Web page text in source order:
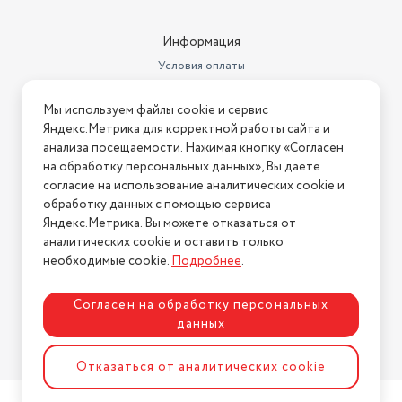
SteakMaster REDMOND – жарит по-настоящему!
форма не входят в базовую комплектацию прибора и
приобретаются отдельно.
Информация
Условия оплаты
Условия возврата
Нашли ошибку на сайте? Напишите нам
2026 © Интернет-магазин "АстМаркет". У нас есть всё!
Политика конфиденциальности
Разработка сайтаASTDESIGN
Мы используем файлы cookie и сервис
Яндекс.Метрика для корректной работы сайта и
анализа посещаемости. Нажимая кнопку «Согласен
на обработку персональных данных», Вы даете
согласие на использование аналитических cookie и
обработку данных с помощью сервиса
Яндекс.Метрика. Вы можете отказаться от
аналитических cookie и оставить только
необходимые cookie.Подробнее.
Согласен на обработку персональных
данных
Отказаться от аналитических cookie